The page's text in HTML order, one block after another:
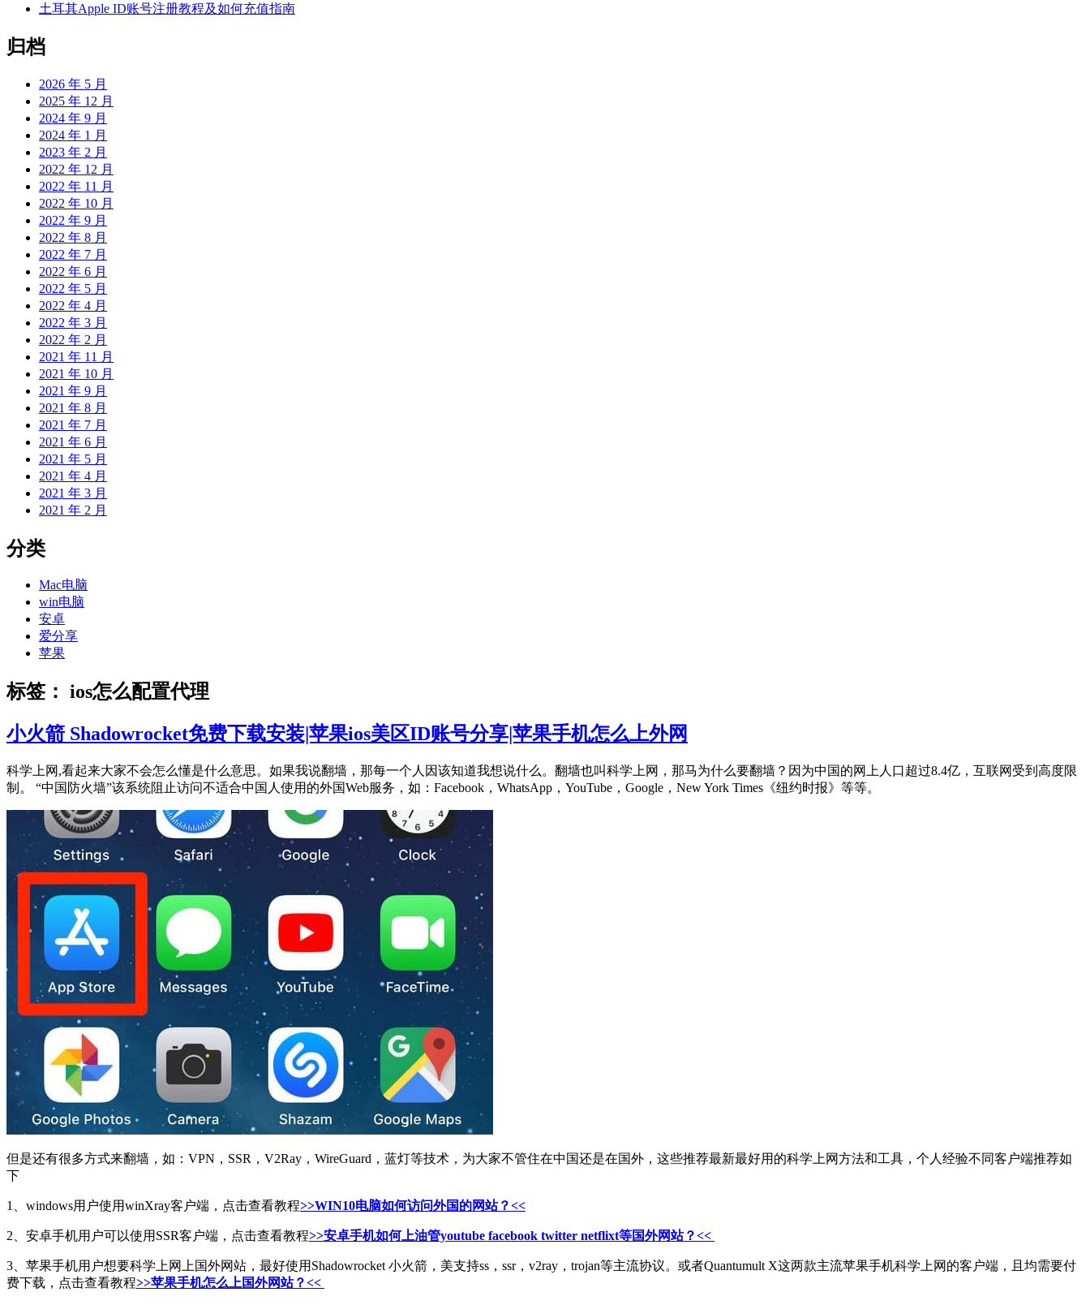
土耳其Apple ID账号注册教程及如何充值指南
归档
2026 年 5 月
2025 年 12 月
2024 年 9 月
2024 年 1 月
2023 年 2 月
2022 年 12 月
2022 年 11 月
2022 年 10 月
2022 年 9 月
2022 年 8 月
2022 年 7 月
2022 年 6 月
2022 年 5 月
2022 年 4 月
2022 年 3 月
2022 年 2 月
2021 年 11 月
2021 年 10 月
2021 年 9 月
2021 年 8 月
2021 年 7 月
2021 年 6 月
2021 年 5 月
2021 年 4 月
2021 年 3 月
2021 年 2 月
分类
Mac电脑
win电脑
安卓
爱分享
苹果
标签： ios怎么配置代理
小火箭 Shadowrocket免费下载安装|苹果ios美区ID账号分享|苹果手机怎么上外网
科学上网,看起来大家不会怎么懂是什么意思。如果我说翻墙，那每一个人因该知道我想说什么。翻墙也叫科学上网，那马为什么要翻墙？因为中国的网上人口超过8.4亿，互联网受到高度限
制。 “中国防火墙”该系统阻止访问不适合中国人使用的外国Web服务，如：Facebook，WhatsApp，YouTube，Google，New York Times《纽约时报》等等。
但是还有很多方式来翻墙，如：VPN，SSR，V2Ray，WireGuard，蓝灯等技术，为大家不管住在中国还是在国外，这些推荐最新最好用的科学上网方法和工具，个人经验不同客户端推荐如
下
1、windows用户使用winXray客户端，点击查看教程>>WIN10电脑如何访问外国的网站？<<
2、安卓手机用户可以使用SSR客户端，点击查看教程>>安卓手机如何上油管youtube facebook twitter netflixt等国外网站？<<
3、苹果手机用户想要科学上网上国外网站，最好使用Shadowrocket 小火箭，美支持ss，ssr，v2ray，trojan等主流协议。或者Quantumult X这两款主流苹果手机科学上网的客户端，且均需要付
费下载，点击查看教程>>苹果手机怎么上国外网站？<<